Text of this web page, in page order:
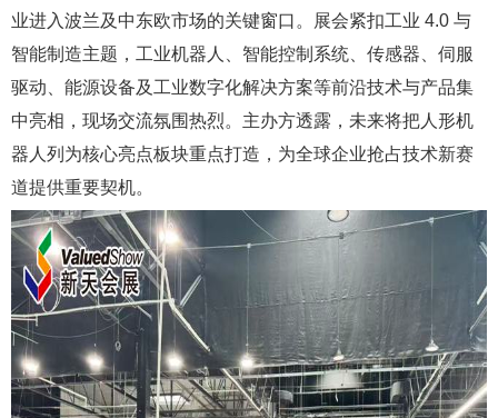
业进入波兰及中东欧市场的关键窗口。展会紧扣工业 4.0 与
智能制造主题，工业机器人、智能控制系统、传感器、伺服
驱动、能源设备及工业数字化解决方案等前沿技术与产品集
中亮相，现场交流氛围热烈。主办方透露，未来将把人形机
器人列为核心亮点板块重点打造，为全球企业抢占技术新赛
道提供重要契机。